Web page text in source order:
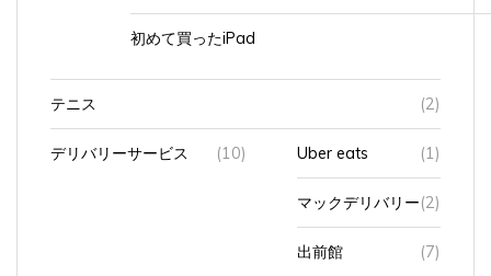
初めて買ったiPad
テニス (2)
デリバリーサービス (10) Uber eats (1)
マックデリバリー(2)
出前館 (7)